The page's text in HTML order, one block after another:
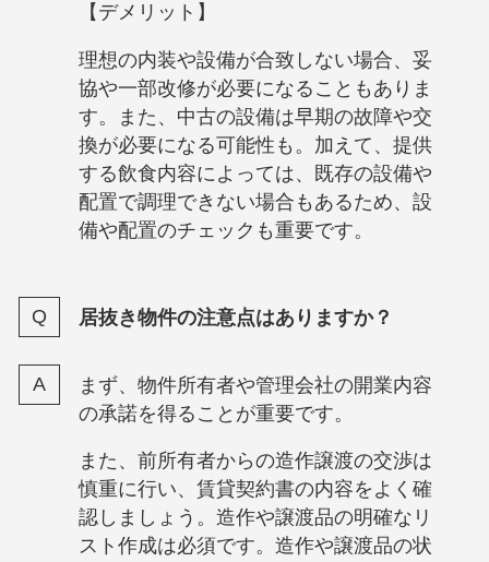
【デメリット】
理想の内装や設備が合致しない場合、妥
協や一部改修が必要になることもありま
す。また、中古の設備は早期の故障や交
換が必要になる可能性も。加えて、提供
する飲食内容によっては、既存の設備や
配置で調理できない場合もあるため、設
備や配置のチェックも重要です。
居抜き物件の注意点はありますか？
まず、物件所有者や管理会社の開業内容
の承諾を得ることが重要です。
また、前所有者からの造作譲渡の交渉は
慎重に行い、賃貸契約書の内容をよく確
認しましょう。造作や譲渡品の明確なリ
スト作成は必須です。造作や譲渡品の状